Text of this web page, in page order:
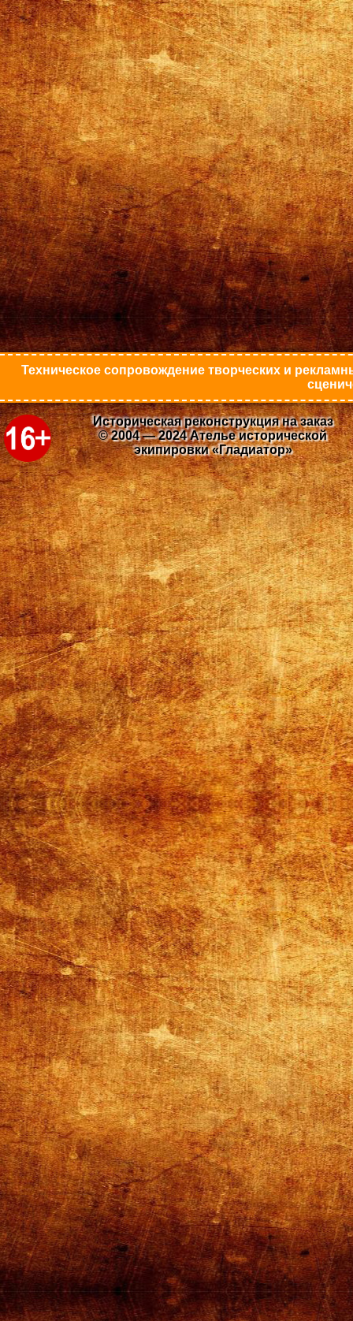
Техническое сопровождение творческих и
Историческая реконструкция на заказ
© 2004 — 2024 Ателье исторической
экипировки «Гладиатор»